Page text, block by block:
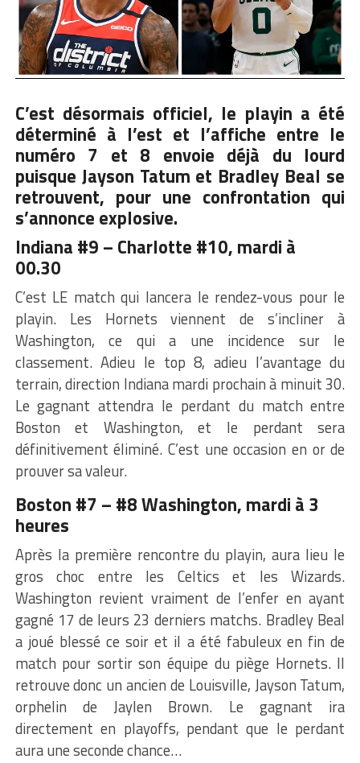
C’est désormais officiel, le playin a été
déterminé à l’est et l’affiche entre le
numéro 7 et 8 envoie déjà du lourd
puisque Jayson Tatum et Bradley Beal se
retrouvent, pour une confrontation qui
s’annonce explosive.
Indiana #9 – Charlotte #10, mardi à
00.30
C’est LE match qui lancera le rendez-vous pour le
playin. Les Hornets viennent de s’incliner à
Washington, ce qui a une incidence sur le
classement. Adieu le top 8, adieu l’avantage du
terrain, direction Indiana mardi prochain à minuit 30.
Le gagnant attendra le perdant du match entre
Boston et Washington, et le perdant sera
définitivement éliminé. C’est une occasion en or de
prouver sa valeur.
Boston #7 – #8 Washington, mardi à 3
heures
Après la première rencontre du playin, aura lieu le
gros choc entre les Celtics et les Wizards.
Washington revient vraiment de l’enfer en ayant
gagné 17 de leurs 23 derniers matchs. Bradley Beal
a joué blessé ce soir et il a été fabuleux en fin de
match pour sortir son équipe du piège Hornets. Il
retrouve donc un ancien de Louisville, Jayson Tatum,
orphelin de Jaylen Brown. Le gagnant ira
directement en playoffs, pendant que le perdant
aura une seconde chance…